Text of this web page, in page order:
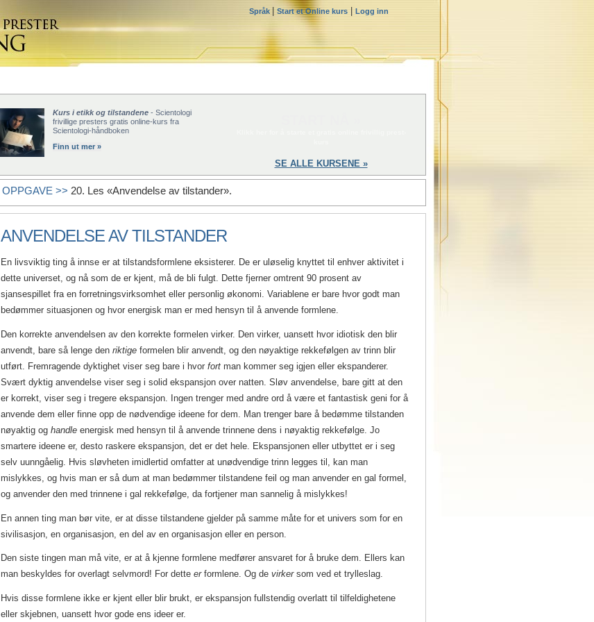
Språk Start et Online kurs Logg inn
Kurs i etikk og tilstandene - Scientologi
frivillige presters gratis online-kurs fra
Scientologi-håndboken
Finn ut mer »
SE ALLE KURSENE »
OPPGAVE >> 20. Les «Anvendelse av tilstander».
ANVENDELSE AV TILSTANDER
En livsviktig ting å innse er at tilstandsformlene eksisterer. De er uløselig knyttet til enhver aktivitet i
dette universet, og nå som de er kjent, må de bli fulgt.
Dette fjerner omtrent 90 prosent av
sjansespillet fra en forretningsvirksomhet eller personlig økonomi. Variablene er bare hvor godt man
bedømmer situasjonen og hvor energisk man er med hensyn til å anvende formlene.
Den korrekte anvendelsen av den korrekte formelen virker. Den virker, uansett hvor idiotisk den blir
anvendt, bare så lenge den riktige formelen blir anvendt, og den nøyaktige rekkefølgen av trinn blir
utført. Fremragende dyktighet viser seg bare i hvor fort man kommer seg igjen eller ekspanderer.
Svært dyktig anvendelse viser seg i solid ekspansjon over natten. Sløv anvendelse, bare gitt at den
er korrekt, viser seg i tregere ekspansjon. Ingen trenger med andre ord å være et fantastisk geni for å
anvende dem eller finne opp de nødvendige ideene for dem. Man trenger bare å bedømme tilstanden
nøyaktig og handle energisk med hensyn til å anvende trinnene dens i nøyaktig rekkefølge. Jo
smartere ideene er, desto raskere ekspansjon, det er det hele. Ekspansjonen eller utbyttet er i seg
selv uunngåelig. Hvis sløvheten imidlertid omfatter at unødvendige trinn legges til, kan man
mislykkes, og hvis man er så dum at man bedømmer tilstandene feil og man anvender en gal formel,
og anvender den med trinnene i gal rekkefølge, da fortjener man sannelig å mislykkes!
En annen ting man bør vite, er at disse tilstandene gjelder på samme måte for et univers som for en
sivilisasjon, en organisasjon, en del av en organisasjon eller en person.
Den siste tingen man må vite, er at å kjenne formlene medfører ansvaret for å bruke dem. Ellers kan
man beskyldes for overlagt selvmord! For dette erformlene. Og de virkersom ved et trylleslag.
Hvis disse formlene ikke er kjent eller blir brukt, er ekspansjon fullstendig overlatt til tilfeldighetene
eller skjebnen, uansett hvor gode ens ideer er.